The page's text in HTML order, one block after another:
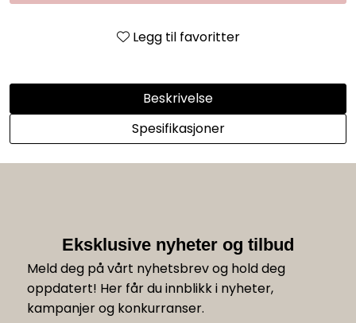
Legg til favoritter
Beskrivelse
Spesifikasjoner
Eksklusive nyheter og tilbud
Meld deg på vårt nyhetsbrev og hold deg
oppdatert! Her får du innblikk i nyheter,
kampanjer og konkurranser.